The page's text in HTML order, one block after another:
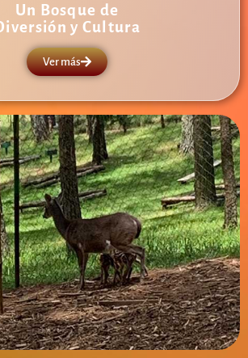
Un Bosque de
y Cultura
Ver más